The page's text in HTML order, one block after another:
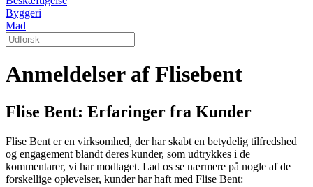
Byggeri
Mad
Anmeldelser af Flisebent
Flise Bent: Erfaringer fra Kunder
Flise Bent er en virksomhed, der har skabt en betydelig tilfredshed
og engagement blandt deres kunder, som udtrykkes i de
kommentarer, vi har modtaget. Lad os se nærmere på nogle af de
forskellige oplevelser, kunder har haft med Flise Bent: